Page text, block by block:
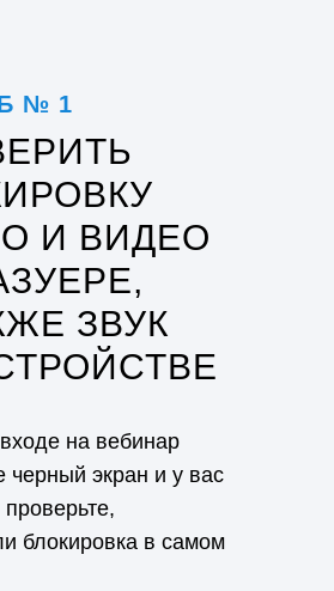
№ 1
И ВИДЕО
ЗВУК
на вебинар
черный экран и у вас
проверьте,
блокировка в самом